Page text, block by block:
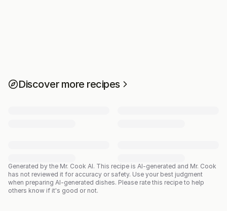
Discover more recipes
Generated by the Mr. Cook AI. This recipe is AI-generated and Mr. Cook
has not reviewed it for accuracy or safety. Use your best judgment
when preparing AI-generated dishes. Please rate this recipe to help
others know if it's good or not.